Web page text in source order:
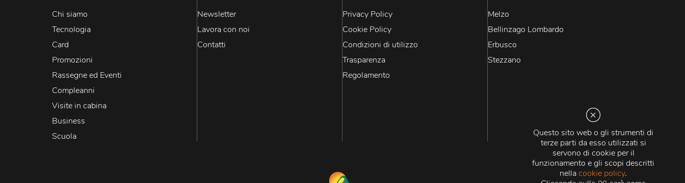
Questo sito web o gli strumenti di
terze parti da esso utilizzati si
servono di cookie per il
funzionamento e gli scopi descritti
nellacookie policy.
Chi siamo
Tecnologia
Card
Promozioni
Rassegne ed Eventi
Compleanni
Visite in cabina
Business
Scuola
Newsletter
Lavora con noi
Contatti
Privacy Policy
Cookie Policy
Condizioni di utilizzo
Trasparenza
Regolamento
Melzo
Bellinzago Lombardo
Erbusco
Stezzano